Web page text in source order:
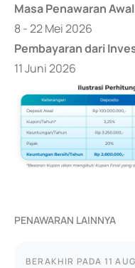
Masa Penawaran
8 - 22 Mei 2026
Pembayaran dari
11 Juni 2026
PENAWARAN LAINNYA
BERAKHIR PADA 11